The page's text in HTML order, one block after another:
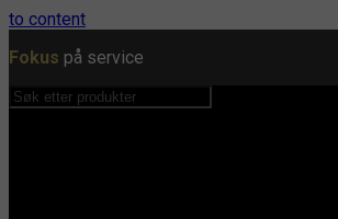
to content
Fokus på service